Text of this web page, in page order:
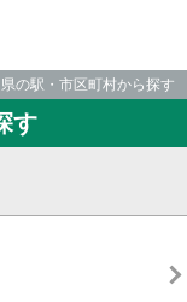
の駅・市区町村から探す
す